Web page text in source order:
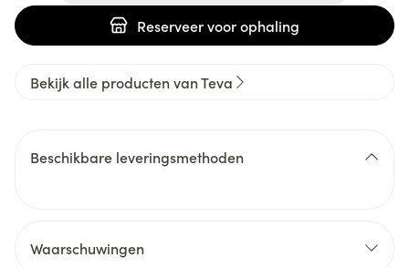
Reserveervoor ophaling
Bekijk alle producten van Teva
Beschikbare leveringsmethoden
Waarschuwingen